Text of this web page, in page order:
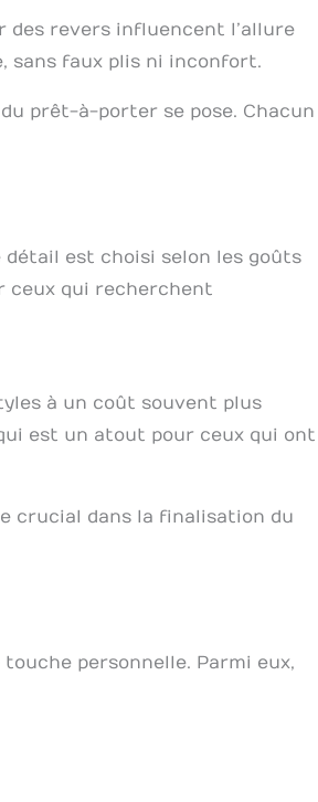
des revers influencent l’allure
sans faux plis ni inconfort.
prêt-à-porter se pose. Chacun
est choisi selon les goûts
ceux qui recherchent
à un coût souvent plus
est un atout pour ceux qui ont
crucial dans la finalisation du
personnelle. Parmi eux,